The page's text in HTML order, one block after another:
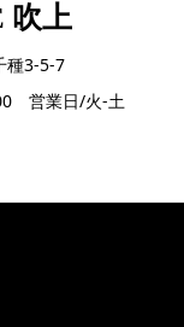
吹上
種3-5-7
営業日/火-土